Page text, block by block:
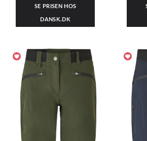
SE PRISEN HOS
DANSK.DK